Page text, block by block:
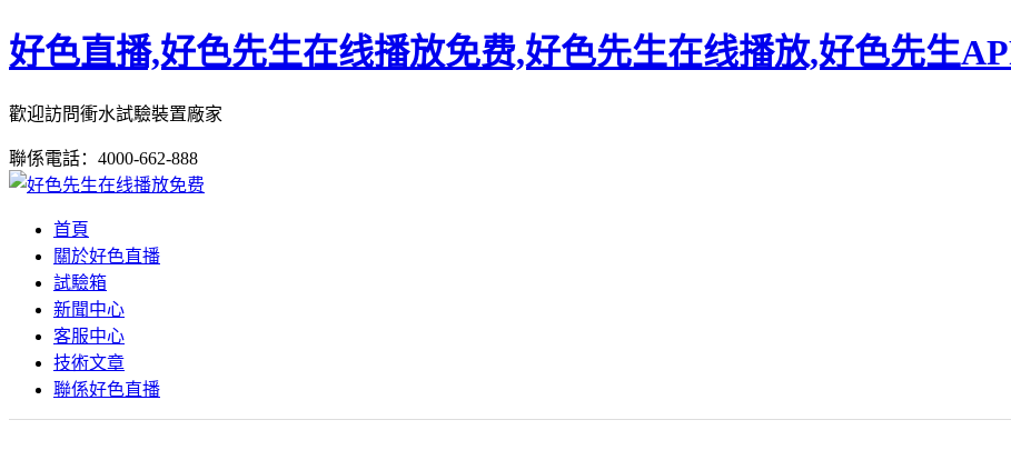
好色直播,好色先生在线播放免费,好色先生在线播放,好色先生
歡迎訪問衝水試驗裝置廠家
聯係電話：4000-662-888
首頁
關於好色直播
試驗箱
新聞中心
客服中心
技術文章
聯係好色直播